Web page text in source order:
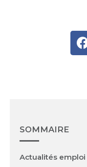
SOMMAIRE
Actualités emploi